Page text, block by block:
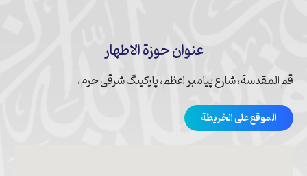
عنوان حوزة الاطهار
قم المقدسة، شارع پیامبر اعظم، پارکینگ شرقی حرم،
الموقع على الخريطة